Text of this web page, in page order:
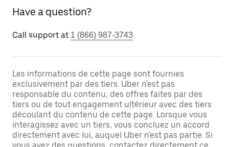
Have a question?
Call support at 1 (866) 987-3743
Les informations de cette page sont fournies
exclusivement par des tiers. Uber n'est pas
responsable du contenu, des offres faites par des
tiers ou de tout engagement ultérieur avec des tiers
découlant du contenu de cette page. Lorsque vous
interagissez avec un tiers, vous concluez un accord
directement avec lui, auquel Uber n'est pas partie. Si